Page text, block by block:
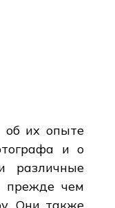
об их опыте
и о
различные
прежде чем
Они также